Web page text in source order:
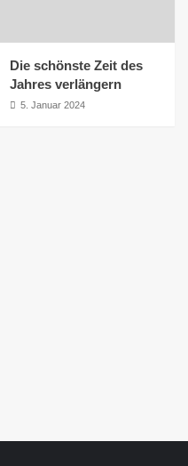
Die schönste Zeit des
Jahres verlängern
5. Januar 2024